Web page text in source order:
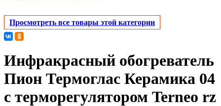
Просмотреть все товары этой категории
Инфракрасный обогреватель
Пион Термоглас Керамика 04
с терморегулятором Terneo rz